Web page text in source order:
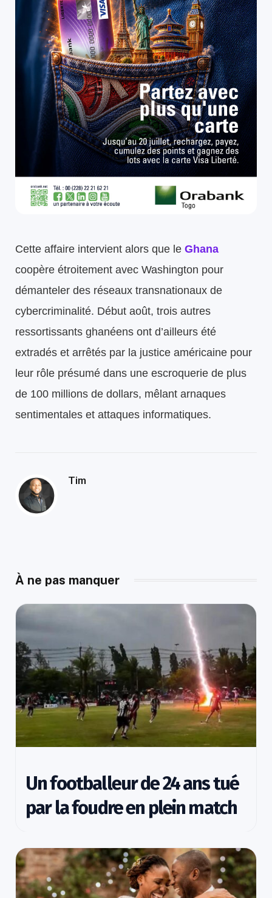
Cette affaire intervient alors que le Ghana
coopère étroitement avec Washington pour
démanteler des réseaux transnationaux de
cybercriminalité. Début août, trois autres
ressortissants ghanéens ont d’ailleurs été
extradés et arrêtés par la justice américaine pour
leur rôle présumé dans une escroquerie de plus
de 100 millions de dollars, mêlant arnaques
sentimentales et attaques informatiques.
Tim
À ne pas manquer
Un footballeur de 24 ans tué
par la foudre en plein match